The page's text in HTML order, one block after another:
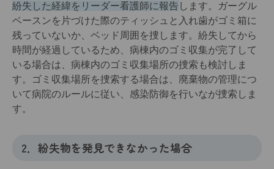
紛失した経緯をリーダー看護師に報告 します。ガーグル
ベースンを片づけた際のティッシュと入れ歯がゴミ箱に
残っていないか、ベッド周囲を捜します。紛失してから
時間が経過しているため、病棟内のゴミ収集が完了して
いる場合は、病棟内のゴミ収集場所の捜索も検討しま
す。ゴミ収集場所を捜索する場合は、廃棄物の管理につ
いて病院のルールに従い、感染防御を行いなが捜索しま
す。
2．紛失物を発見できなかった場合